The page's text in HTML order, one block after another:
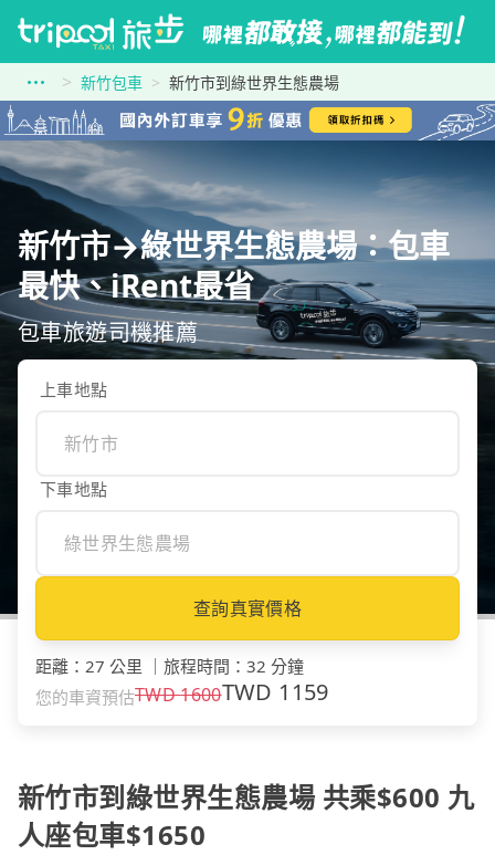
新竹包車 新竹市到綠世界生態農場
新竹市→綠世界生態農場：包車
最快、iRent最省
包車旅遊司機推薦
上車地點
下車地點
查詢真實價格
距離 ： 27 公里 旅程時間 ： 32 分鐘
您的車資預估TWD1600TWD 1159
新竹市到綠世界生態農場 共乘$600 九
人座包車$1650